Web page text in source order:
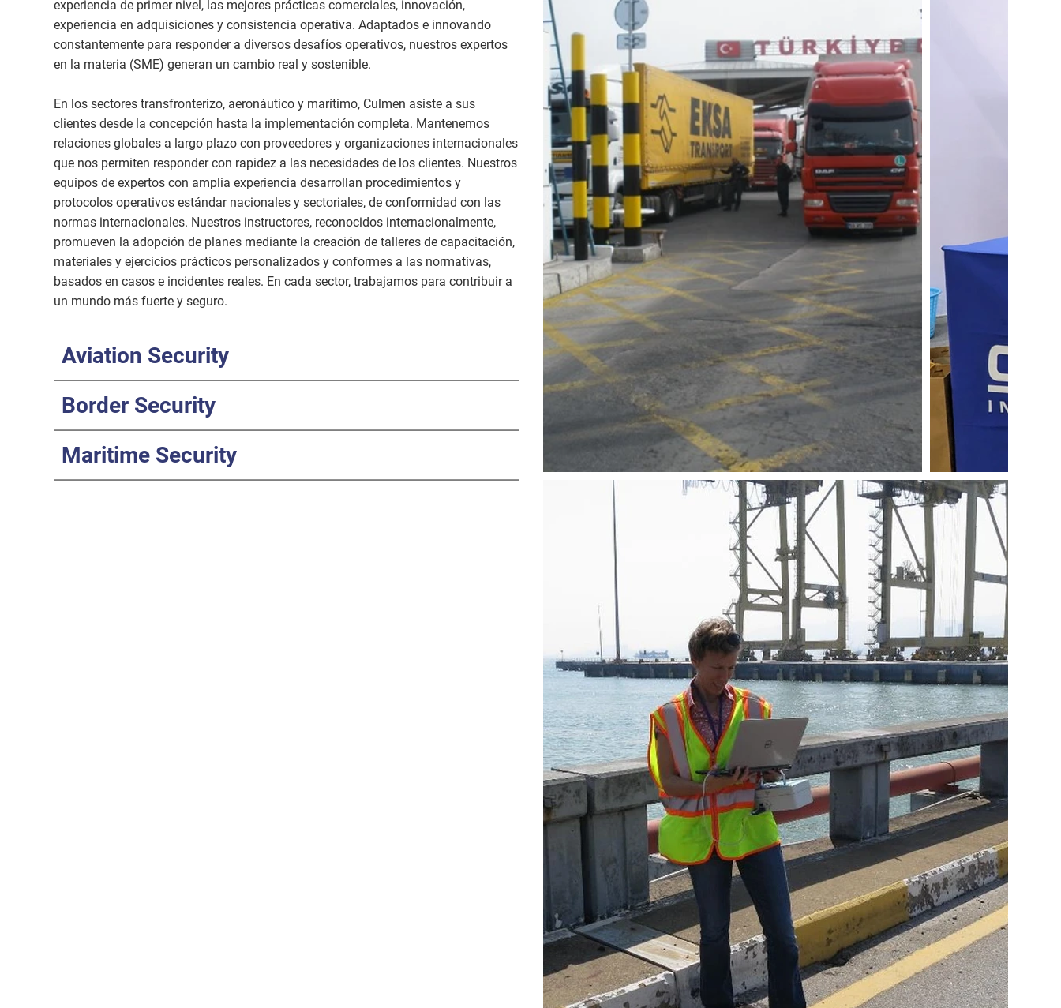
experiencia de primer nivel, las mejores prácticas comerciales, innovación,
experiencia en adquisiciones y consistencia operativa. Adaptados e innovando
constantemente para responder a diversos desafíos operativos, nuestros expertos
en la materia (SME) generan un cambio real y sostenible.
En los sectores transfronterizo, aeronáutico y marítimo, Culmen asiste a sus
clientes desde la concepción hasta la implementación completa. Mantenemos
relaciones globales a largo plazo con proveedores y organizaciones internacionales
que nos permiten responder con rapidez a las necesidades de los clientes. Nuestros
equipos de expertos con amplia experiencia desarrollan procedimientos y
protocolos operativos estándar nacionales y sectoriales, de conformidad con las
normas internacionales. Nuestros instructores, reconocidos internacionalmente,
promueven la adopción de planes mediante la creación de talleres de capacitación,
materiales y ejercicios prácticos personalizados y conformes a las normativas,
basados en casos e incidentes reales. En cada sector, trabajamos para contribuir a
un mundo más fuerte y seguro.
Aviation Security
Border Security
Maritime Security